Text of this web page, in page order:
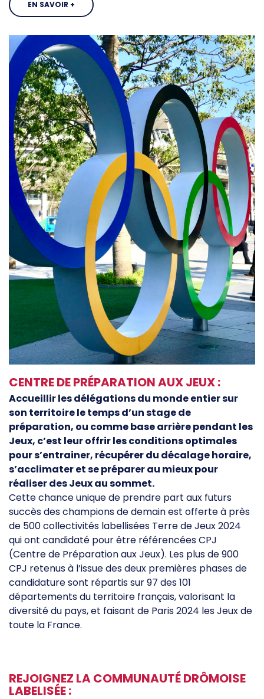
EN SAVOIR +
CENTRE DE PRÉPARATION AUX JEUX :
Accueillir les délégations du monde entier sur
son territoire le temps d’un stage de
préparation, ou comme base arrière pendant les
Jeux, c’est leur offrir les conditions optimales
pour s’entrainer, récupérer du décalage horaire,
s’acclimater et se préparer au mieux pour
réaliser des Jeux au sommet.
Cette chance unique de prendre part aux futurs
succès des champions de demain est offerte à près
de 500 collectivités labellisées Terre de Jeux 2024
qui ont candidaté pour être référencées CPJ
(Centre de Préparation aux Jeux). Les plus de 900
CPJ retenus à l’issue des deux premières phases de
candidature sont répartis sur 97 des 101
départements du territoire français, valorisant la
diversité du pays, et faisant de Paris 2024 les Jeux de
toute la France.
REJOIGNEZ LA COMMUNAUTÉ DRÔMOISE
LABELISÉE :